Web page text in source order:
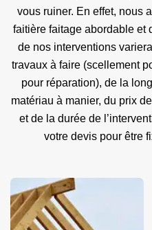
vous ruiner. En effet, nous
faitière faitage abordable et
de nos interventions
travaux à faire (scellement
pour réparation), de la
matériau à manier, du prix
et de la durée de
votre devis pour être